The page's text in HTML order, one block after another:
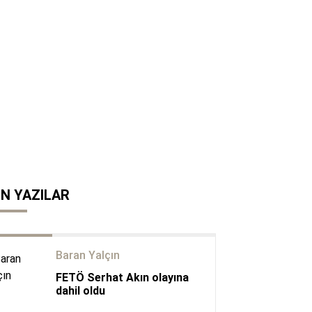
YAZILAR
Baran Yalçın
FETÖ Serhat Akın olayına
dahil oldu